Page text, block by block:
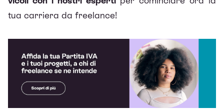
tua carriera da freelance!